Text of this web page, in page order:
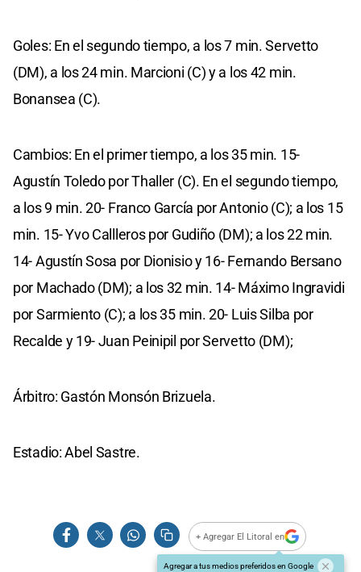
Goles: En el segundo tiempo, a los 7 min. Servetto
(DM), a los 24 min. Marcioni (C) y a los 42 min.
Bonansea (C).
Cambios: En el primer tiempo, a los 35 min. 15-
Agustín Toledo por Thaller (C). En el segundo tiempo,
a los 9 min. 20- Franco García por Antonio (C); a los 15
min. 15- Yvo Callleros por Gudiño (DM); a los 22 min.
14- Agustín Sosa por Dionisio y 16- Fernando Bersano
por Machado (DM); a los 32 min. 14- Máximo Ingravidi
por Sarmiento (C); a los 35 min. 20- Luis Silba por
Recalde y 19- Juan Peinipil por Servetto (DM);
Árbitro: Gastón Monsón Brizuela.
Estadio: Abel Sastre.
+ Agregar El Litoral en
Agregar a tus medios preferidos en Google